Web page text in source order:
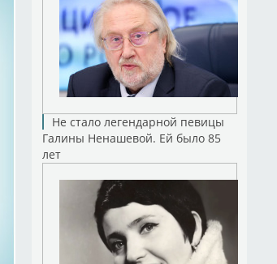
Не стало легендарной певицы
Галины Ненашевой. Ей было 85
лет